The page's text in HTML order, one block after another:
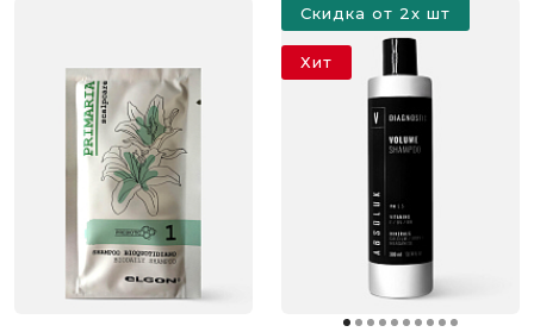
Скидка от 2х шт
Хит